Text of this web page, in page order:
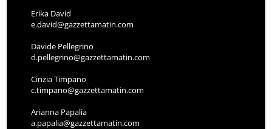
Erika David
e.david@gazzettamatin.com
Davide Pellegrino
d.pellegrino@gazzettamatin.com
Cinzia Timpano
c.timpano@gazzettamatin.com
Arianna Papalia
a.papalia@gazzettamatin.com